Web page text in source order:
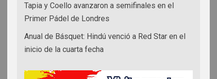
Tapia y Coello avanzaron a semifinales en el
Primer Pádel de Londres
Anual de Básquet: Hindú venció a Red Star en el
inicio de la cuarta fecha